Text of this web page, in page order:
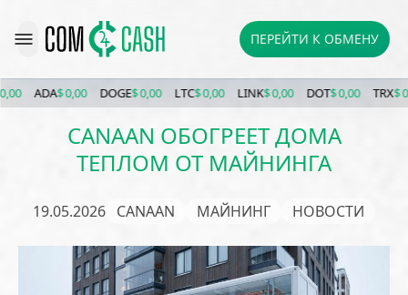
ПЕРЕЙТИ К ОБМЕНУ
ADA $ 0,00 DOGE$ 0,00 LTC $ 0,00 LINK $ 0,00 DOT $ 0,00 TRX $ 0,00
CANAAN ОБОГРЕЕТ ДОМА
ТЕПЛОМ ОТ МАЙНИНГА
19.05.2026 CANAAN МАЙНИНГ НОВОСТИ